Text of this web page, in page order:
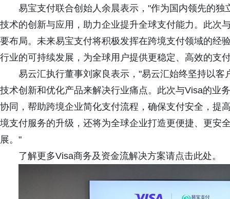
易宝支付联合创始人余晨表示，"作为国内领先的
技术的创新与应用，助力企业提升全球支付能力。此次
要布局。未来易宝支付将积极发挥在跨境支付领域的经
行业的可持续发展，为全球用户提供更稳定、高效的支
易云汇执行董事刘家良表示，"易云汇始终坚持以
技术创新和优化产品来解决行业痛点。此次与Visa的业
协同，帮助跨境企业简化支付流程，确保支付安全，提
境支付服务的升级，还将为全球企业打造更便捷、更安
展。"
了解更多Visa商务及资金流解决方案请点击此处。